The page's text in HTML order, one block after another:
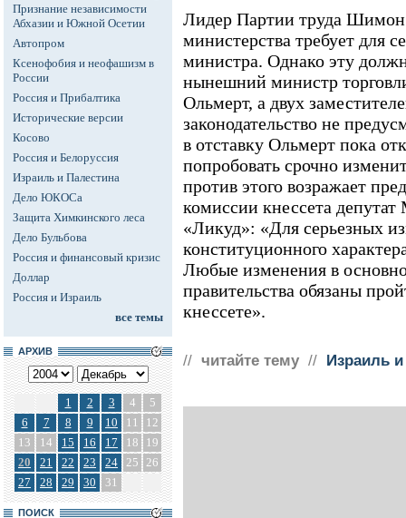
Признание независимости
Абхазии и Южной Осетии
Автопром
Ксенофобия и неофашизм в
России
Россия и Прибалтика
Исторические версии
Косово
Россия и Белоруссия
Израиль и Палестина
Дело ЮКОСа
Защита Химкинского леса
Дело Бульбова
Россия и финансовый кризис
Доллар
Россия и Израиль
все темы
АРХИВ
1 2 3 4
5
6
7 8 9 10 11
12
13
14 15 16 17 18
19
20
21 22 23 24 25 26
27
28 29 30 31
ПОИСК
Лидер Партии труда
министерства требует для
министра. Однако эту
нынешний министр
Ольмерт, а двух
законодательство не
в отставку Ольмерт пока
попробовать срочно
против этого возражает
комиссии кнессета
«Ликуд»: «Для серьезных
конституционного
Любые изменения в
правительства обязаны
кнессете».
// читайте тему // Израиль